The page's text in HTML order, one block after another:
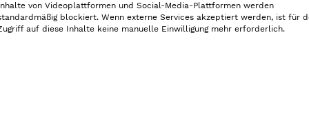
1
0
von Videoplattformen und Social-Media-Plattformen werden
blockiert. Wenn externe Services akzeptiert werden, ist für
auf diese Inhalte keine manuelle Einwilligung mehr erforderlich.